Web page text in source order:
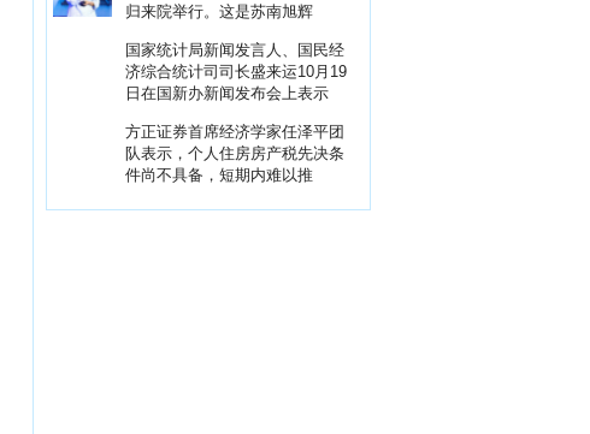
归来院举行。这是苏南旭辉
国家统计局新闻发言人、国民经
济综合统计司司长盛来运10月19
日在国新办新闻发布会上表示
方正证券首席经济学家任泽平团
队表示，个人住房房产税先决条
件尚不具备，短期内难以推